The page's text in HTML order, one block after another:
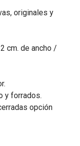
originales y
cm. de ancho /
y forrados.
opción